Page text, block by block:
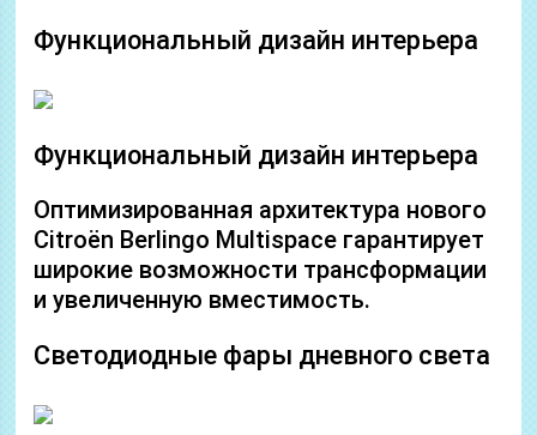
Функциональный дизайн интерьера
Функциональный дизайн интерьера
Оптимизированная архитектура нового
Citroën Berlingo Multispace гарантирует
широкие возможности трансформации
и увеличенную вместимость.
Светодиодные фары дневного света